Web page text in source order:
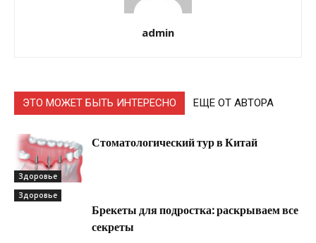
admin
ЭТО МОЖЕТ БЫТЬ ИНТЕРЕСНО ЕЩЕ ОТ АВТОРА
Здоровье
Стоматологический тур в Китай
Здоровье
Брекеты для подростка: раскрываем все
секреты